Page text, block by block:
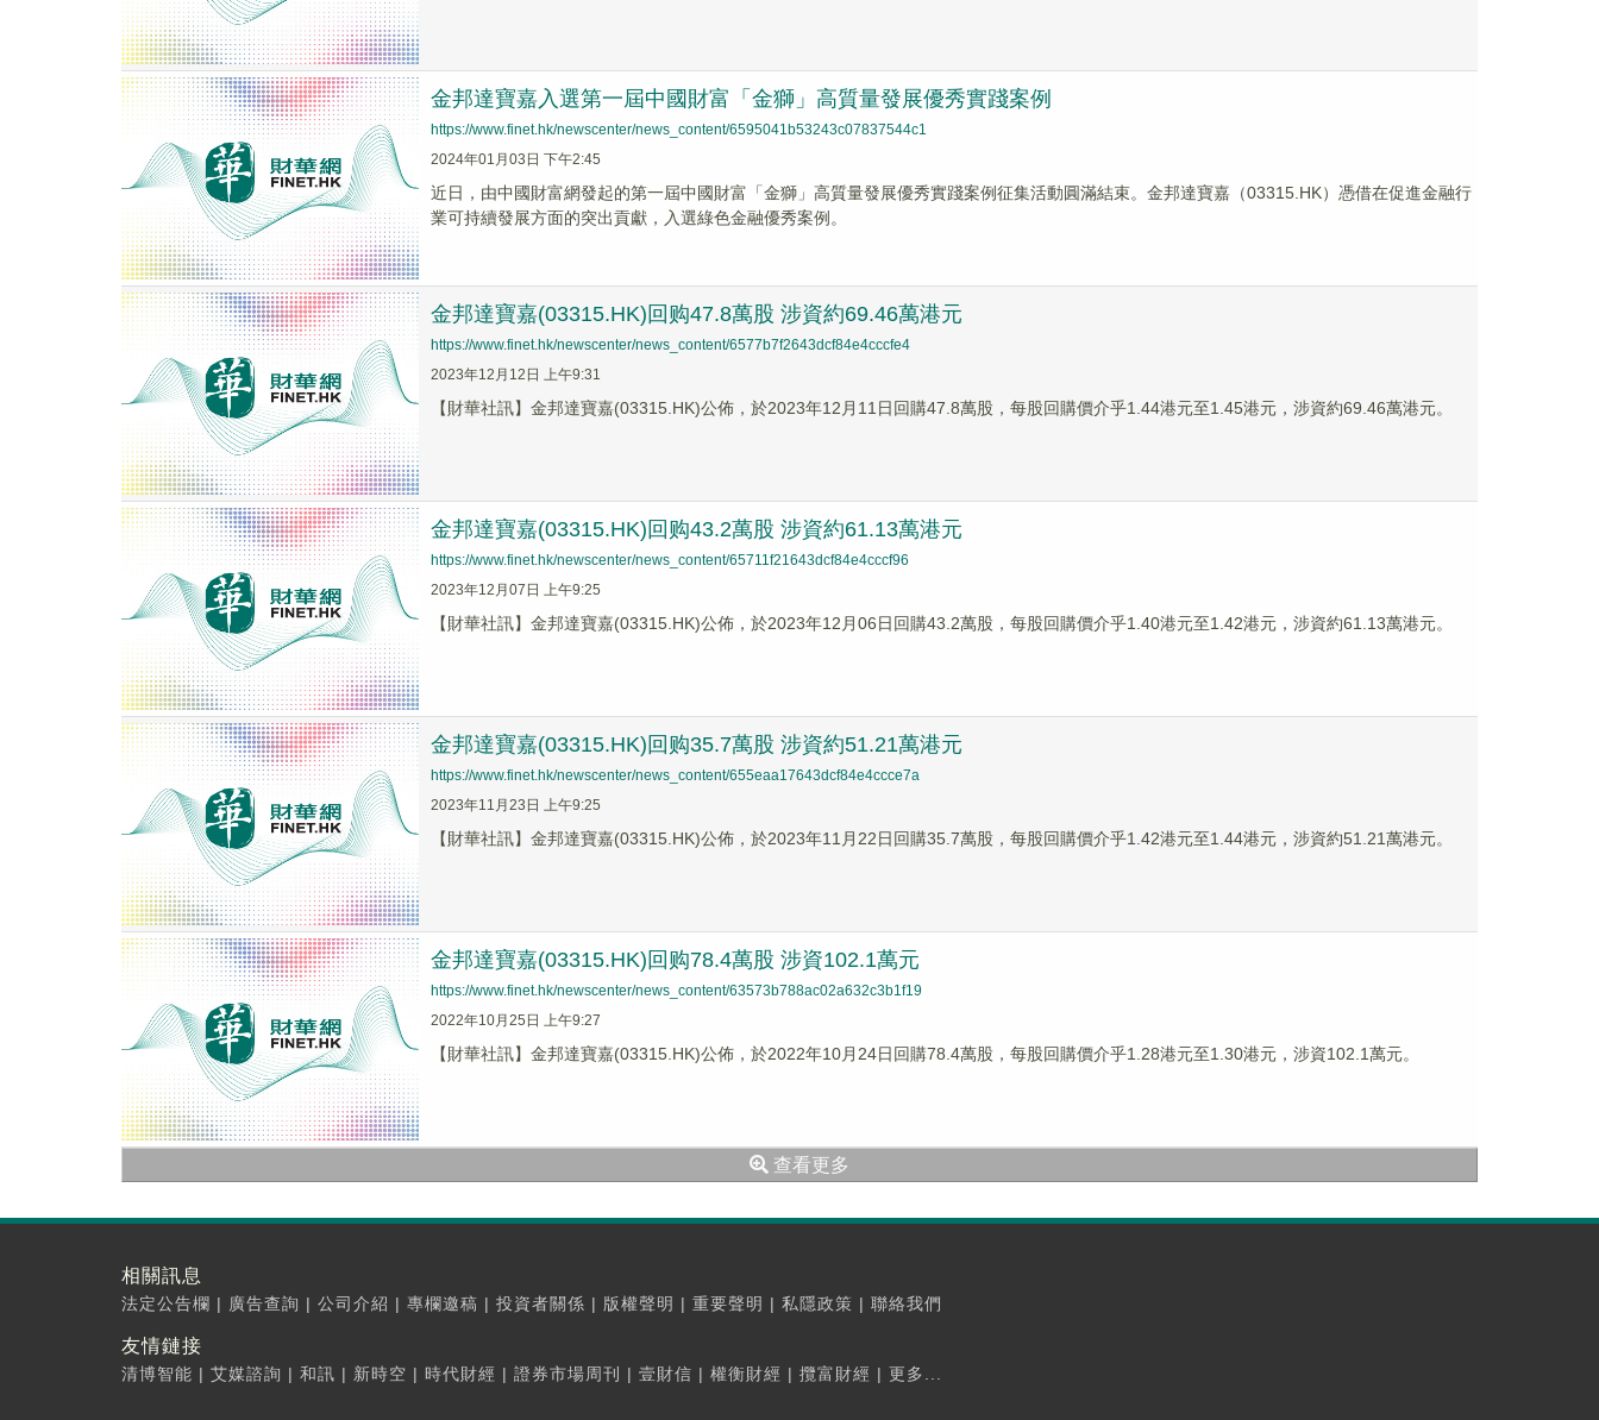
金邦達寶嘉入選第一屆中國財富「金獅」高質量發展優秀實踐案例
https://www.finet.hk/newscenter/news_content/6595041b53243c07837544c1
2024年01月03日 下午2:45
​近日，由中國財富網發起的第一屆中國財富「金獅」高質量發展優秀實踐案例征集活動圓滿結束。金邦達寶嘉（03315.HK）憑借在促進金融行
業可持續發展方面的突出貢獻，入選綠色金融優秀案例。
金邦達寶嘉(03315.HK)回购47.8萬股 涉資約69.46萬港元
https://www.finet.hk/newscenter/news_content/6577b7f2643dcf84e4cccfe4
2023年12月12日 上午9:31
【財華社訊】金邦達寶嘉(03315.HK)公佈，於2023年12月11日回購47.8萬股，每股回購價介乎1.44港元至1.45港元，涉資約69.46萬港元。
金邦達寶嘉(03315.HK)回购43.2萬股 涉資約61.13萬港元
https://www.finet.hk/newscenter/news_content/65711f21643dcf84e4cccf96
2023年12月07日 上午9:25
【財華社訊】金邦達寶嘉(03315.HK)公佈，於2023年12月06日回購43.2萬股，每股回購價介乎1.40港元至1.42港元，涉資約61.13萬港元。
金邦達寶嘉(03315.HK)回购35.7萬股 涉資約51.21萬港元
https://www.finet.hk/newscenter/news_content/655eaa17643dcf84e4ccce7a
2023年11月23日 上午9:25
【財華社訊】金邦達寶嘉(03315.HK)公佈，於2023年11月22日回購35.7萬股，每股回購價介乎1.42港元至1.44港元，涉資約51.21萬港元。
金邦達寶嘉(03315.HK)回购78.4萬股 涉資102.1萬元
https://www.finet.hk/newscenter/news_content/63573b788ac02a632c3b1f19
2022年10月25日 上午9:27
【財華社訊】金邦達寶嘉(03315.HK)公佈，於2022年10月24日回購78.4萬股，每股回購價介乎1.28港元至1.30港元，涉資102.1萬元。
查看更多
相關訊息
法定公告欄 | 廣告查詢 | 公司介紹 | 專欄邀稿 | 投資者關係 | 版權聲明 | 重要聲明 | 私隱政策 | 聯絡我們
友情鏈接
清博智能 | 艾媒諮詢 | 和訊 | 新時空 | 時代財經 | 證券市場周刊 | 壹財信 | 權衡財經 | 攬富財經 | 更多...